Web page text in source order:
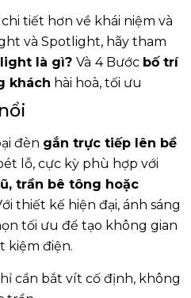
tiết hơn về khái niệm và
và Spotlight, hãy tham
là gì? Và 4 Bước bố trí
khách hài hoà, tối ưu
đèn gắn trực tiếp lên bề
lỗ, cực kỳ phù hợp với
trần bê tông hoặc
thiết kế hiện đại, ánh sáng
tối ưu để tạo không gian
kiệm điện.
cần bắt vít cố định, không